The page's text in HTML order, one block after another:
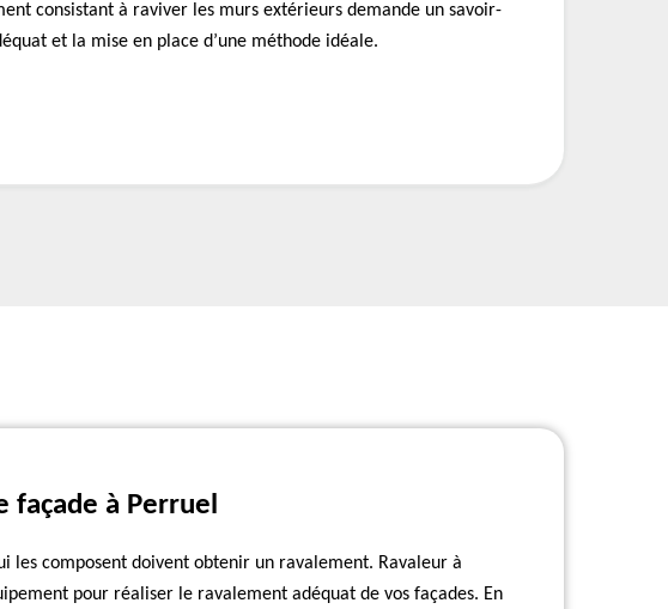
consistant à raviver les murs extérieurs demande un savoir-
et la mise en place d’une méthode idéale.
façade à Perruel
les composent doivent obtenir un ravalement. Ravaleur à
pour réaliser le ravalement adéquat de vos façades. En